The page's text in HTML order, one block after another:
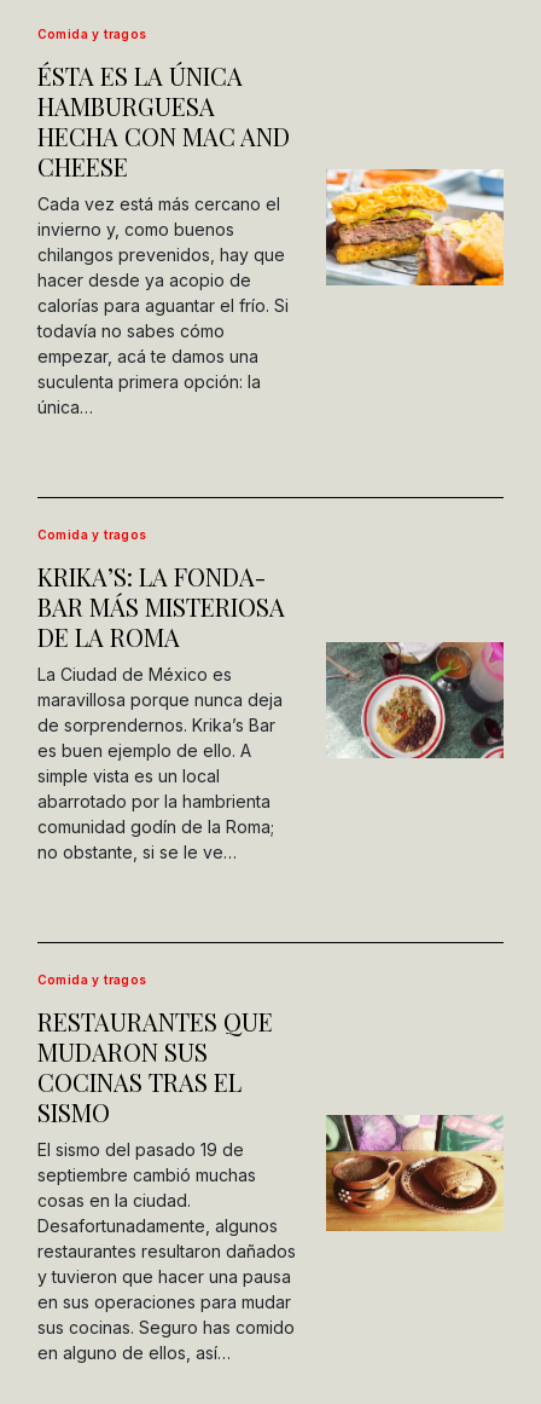
Comida y tragos
ÉSTA ES LA ÚNICA
HAMBURGUESA
HECHA CON MAC AND
CHEESE
Cada vez está más cercano el
invierno y, como buenos
chilangos prevenidos, hay que
hacer desde ya acopio de
calorías para aguantar el frío. Si
todavía no sabes cómo
empezar, acá te damos una
suculenta primera opción: la
única…
Comida y tragos
KRIKA’S: LA FONDA-
BAR MÁS MISTERIOSA
DE LA ROMA
La Ciudad de México es
maravillosa porque nunca deja
de sorprendernos. Krika’s Bar
es buen ejemplo de ello. A
simple vista es un local
abarrotado por la hambrienta
comunidad godín de la Roma;
no obstante, si se le ve…
Comida y tragos
RESTAURANTES QUE
MUDARON SUS
COCINAS TRAS EL
SISMO
El sismo del pasado 19 de
septiembre cambió muchas
cosas en la ciudad.
Desafortunadamente, algunos
restaurantes resultaron dañados
y tuvieron que hacer una pausa
en sus operaciones para mudar
sus cocinas. Seguro has comido
en alguno de ellos, así…